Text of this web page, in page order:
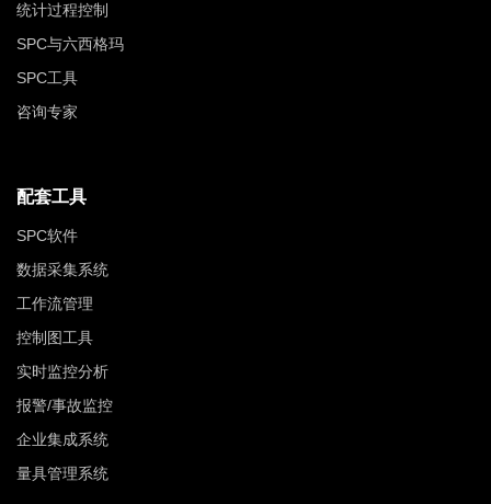
统计过程控制
SPC与六西格玛
SPC工具
咨询专家
配套工具
SPC软件
数据采集系统
工作流管理
控制图工具
实时监控分析
报警/事故监控
企业集成系统
量具管理系统